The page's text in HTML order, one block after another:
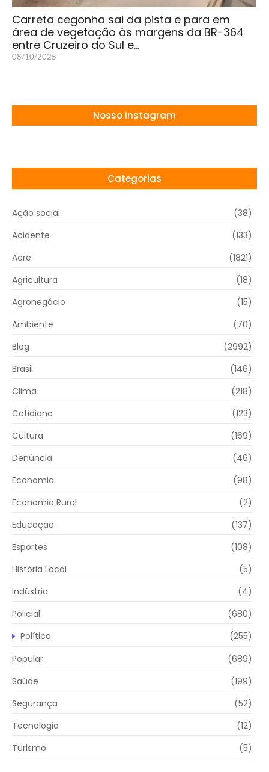
Carreta cegonha sai da pista e para em
área de vegetação às margens da BR-364
entre Cruzeiro do Sul e…
08/10/2025
Nosso Instagram
Categorias
Ação social
(38)
Acidente
(133)
Acre
(1821)
Agricultura
(18)
Agronegócio
(15)
Ambiente
(70)
Blog
(2992)
Brasil
(146)
Clima
(218)
Cotidiano
(123)
Cultura
(169)
Denúncia
(46)
Economia
(98)
Economia Rural
(2)
Educação
(137)
Esportes
(108)
História Local
(5)
Indústria
(4)
Policial
(680)
Política
(255)
Popular
(689)
Saúde
(199)
Segurança
(52)
Tecnologia
(12)
Turismo
(5)